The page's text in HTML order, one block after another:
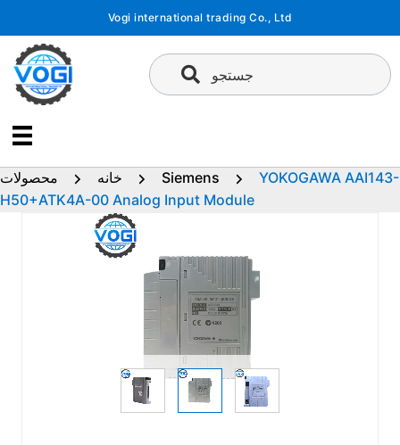
محتوا
Vogi international trading Co., Ltd
جستجو
خانه محصولات Siemens
YOKOGAWA AAI143-
H50+ATK4A-00 Analog Input Module